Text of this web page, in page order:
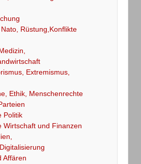
Rüstung,Konflikte
Extremismus,
Ethik, Menschenrechte
Politik
Wirtschaft und Finanzen
Affären